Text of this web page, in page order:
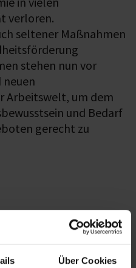
Über Cookies
verloren.
seltener Maßnahmen
stehen nun vor
Arbeitswelt, um dem
und Bedarf
gerecht zu
entsprechende Kompetenz